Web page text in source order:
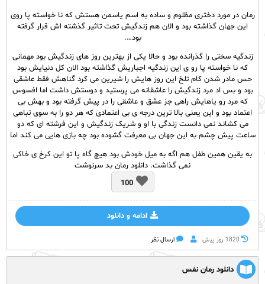
رمان در مورد دختری مظلوم و ساده به اسم یاسمن هستش که نا خواسته پا روی
این جهان گذاشته بود و الان هم زندگیش تحت تاثیر گذشته اش قرار گرفته
بود….
زندگیه سختی را گذرانده بود و حالا یکی از بهترین روز های زندگیش بود مهمانی
که نا خواسته پا رو ی این زندگیه اجباریش گذاشته بود الان کل دنیایش بود
حس مادر شدن کام تلخ این روز هایش را شیرین می کرد گناهش فقط عاشقی
بود و بس اد مرد زندگیش را عاشقانه می پرستید و دوستش داشت اما افسوس
که مرد رو یاهایش راهی جز عشق و عاشقی را در پیش گرفته بود و بهش بی
اعتماد بود و این یعنی بالا ترین درجه ی بی اعتمادی که هر دو را به سوی تباهی
می کشاند نمی دانست زندگی با او و شریک زندگیش و این فرشته ای که دو
ساعت پیش چشم به این جهان بی معرفت گشوده بود چه بازی هایی می کند اما
به یقین همین طفل هم اگه به میل خودش بود هیچ گاه پا تو این کرخ ی خاکی
نمی گذاشت. دانلود رمان بد سرنوشت
100
ادامه و دانلود
1820 روز پيش ارسال نظر
دانلود رمان نفس